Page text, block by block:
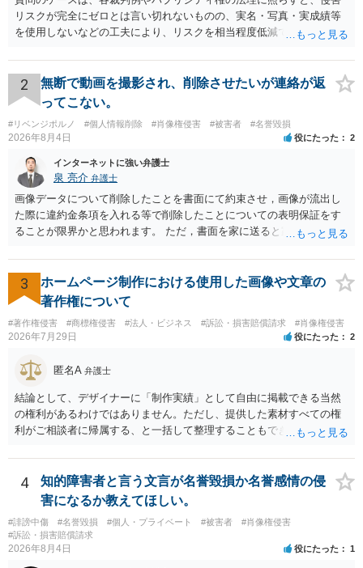
リスクが完全にゼロとは言い切れないものの、実名・写真・実成績等
を使用しないなどの工夫により、リスクを相当程度低減できる設計に
推測できる」という点は、裁判で争われた場合に「専ら顧客吸引力の
利用を目的とする」と判断される余地を残すため、一定の注意が必要
です。 また、広告収益の有無は、侵害判断に一定の影響を与える可能
性がありますが、決定的要因ではありません。 パブリシティ権侵害の
成否は、主に「専ら顧客吸引力の利用を目的とするか」という点で判
断されます。広告収益があることは「商業的目的」を強く示す要素で
すが、それだけで直ちに侵害となるわけではありません。完全無償・
非営利であれば「表現の自由」「創作物」としての側面が強く評価さ
れる可能性があります。一方、広告収益がある場合は「商業利用」と
しての色彩が強まり、リスクが高まる可能性があります。 公開前に変
更・確認しておく事項については、公開の場でアドバイスするにも限
界があるかと思うので、資料等を持参の上、弁護士に相談されること
も一つかと存じます。
2
無断で動画を撮影され、削除させたいが連絡が返
ってこない。
#リベンジポルノ #個人情報削除 #肖像権侵害 #被害者 #名誉毀損
2026年8月4日 役にたった 2
インターネットに強い弁護士
泉 亮介 弁護士
画像データについて削除したことを書面にて約束させ，画像が流出し
た際に違約金条項を入れる等で削除したことについての表明保証をす
ることが限界かと思われます。 ただ，書面を家に送ると家族に不貞行
除等を求めることは避けたほうが良いかと思われます。
3
ホームページ制作における使用した画像や文章の
著作権について
#著作権侵害 #商標権侵害 #法人・ビジネス #訴訟・損害賠償請求 #肖像権侵害
2026年7月29日 役にたった 2
匿名A 弁護士
結論として、デザイナーに「制作実績」として自由に掲載できる当然
の権利があるわけではありません。ただし、提供した素材すべての権
利がご相談者に帰属する、と一括して整理することもできません。 ご
身が著作権者です。 他方、ブランド名、文字主体のロゴ、商品情報、
短いキャッチコピー、販売コンセプトなどは、通常、著作物には当た
りません。ただし、ロゴに独自の図形やイラスト等が含まれる場合に
は、その表現部分が著作物となる可能性があります。 また、人物写真
の著作権は撮影者に、肖像に関する権利は被写体本人に帰属します
（著作権法2条・17条）。 ウェブサイト全体に当然に著作権が生じる
4
知的障害者と言う文言が名誉毀損か名誉感情の侵
害になるか教えてほしい。
#誹謗中傷 #名誉毀損 #個人・プライベート #被害者
#肖像権侵害
#訴訟・損害賠償請求
2026年8月4日 役にたった 1